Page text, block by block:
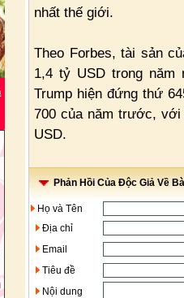
nhất thế giới.
Theo Forbes, tài sản
1,4 tỷ USD trong năm
Trump hiện đứng thứ
700 của năm trước,
USD.
Phản Hồi Của Độc Giả Về
Họ và Tên
Địa chỉ
Email
Tiêu đề
Nội dung